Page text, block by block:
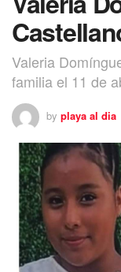
Valeria
familia el 11 de
by playa al dia